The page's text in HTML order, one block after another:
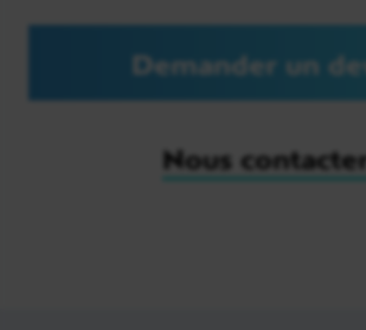
Demander un
Nous contacter